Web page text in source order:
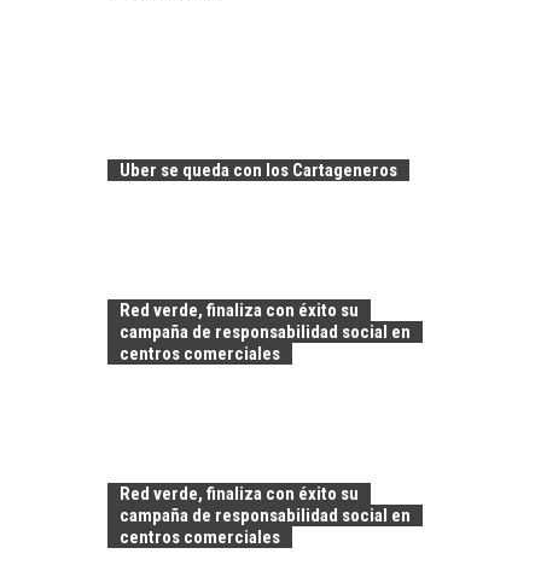
Uber se queda con los Cartageneros
Red verde, finaliza con éxito su
campaña de responsabilidad social en
centros comerciales
Red verde, finaliza con éxito su
campaña de responsabilidad social en
centros comerciales
ALLÁ DEL CRÉDITO
trascienden el
crédito…
LOS SERVICIOS
DIGITALES
EXPORTADOS DESDE
CHILE
Chile:…
DESIERTO DE
ATACAMA:
OPORTUNIDADES